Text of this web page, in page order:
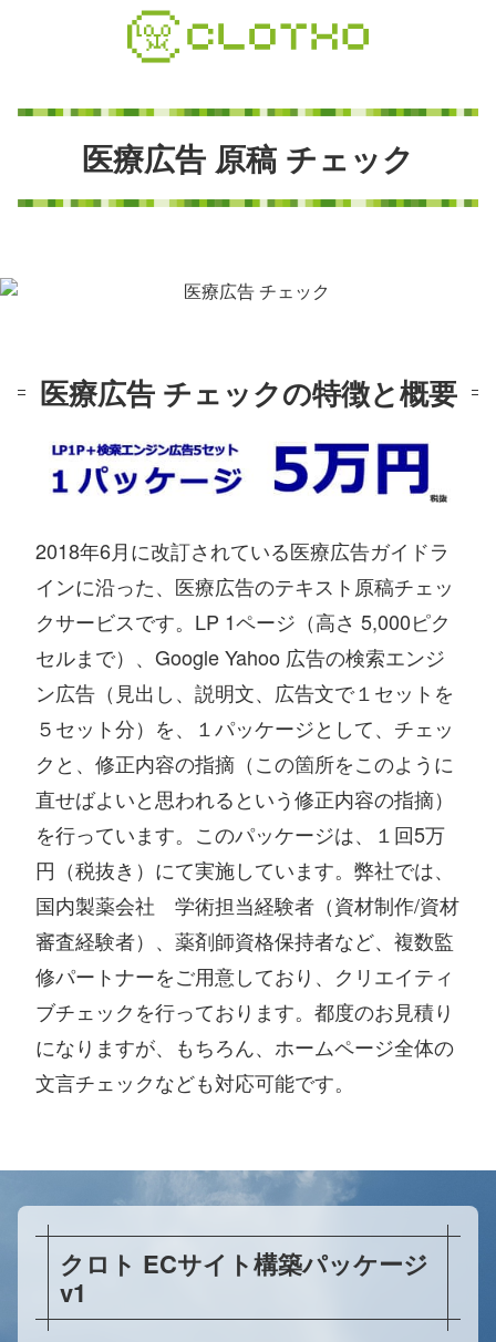
ッ
プ
医療広告 原稿 チェック
医療広告 チェックの特徴と概要
2018年6月に改訂されている医療広告ガイドラ
インに沿った、医療広告のテキスト原稿チェッ
クサービスです。LP 1ページ（高さ 5,000ピク
セルまで）、Google Yahoo 広告の検索エンジ
ン広告（見出し、説明文、広告文で１セットを
５セット分）を、１パッケージとして、チェッ
クと、修正内容の指摘（この箇所をこのように
直せばよいと思われるという修正内容の指摘）
を行っています。このパッケージは、１回5万
円（税抜き）にて実施しています。弊社では、
国内製薬会社 学術担当経験者（資材制作/資材
審査経験者）、薬剤師資格保持者など、複数監
修パートナーをご用意しており、クリエイティ
ブチェックを行っております。都度のお見積り
になりますが、もちろん、ホームページ全体の
文言チェックなども対応可能です。
クロト ECサイト構築パッケージ
v1